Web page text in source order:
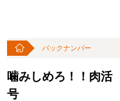
バックナンバー
噛みしめろ！！肉活
号